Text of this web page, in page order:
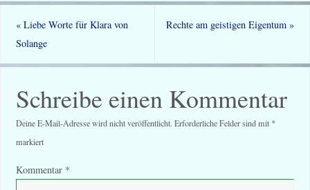
«Liebe Worte für Klara von
Solange
Rechte am geistigen Eigentum»
Schreibe einen Kommentar
Deine E-Mail-Adresse wird nicht veröffentlicht. Erforderliche Felder sind mit *
markiert
Kommentar *